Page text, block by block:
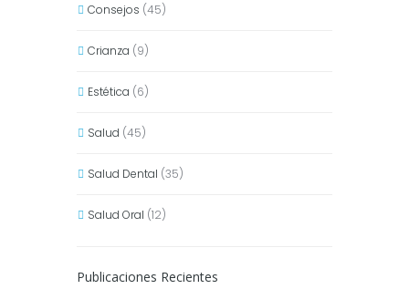
Consejos (45)
Crianza (9)
Estética (6)
Salud (45)
Salud Dental (35)
Salud Oral (12)
Publicaciones Recientes